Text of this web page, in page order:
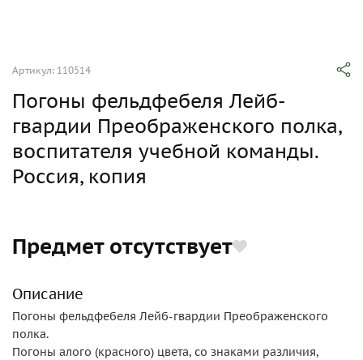
Артикул: 110514
Погоны фельдфебеля Лейб-
гвардии Преображенского полка,
воспитателя учебной команды.
Россия, копия
Предмет отсутствует
Описание
Погоны фельдфебеля Лейб-гвардии Преображенского
полка.
Погоны алого (красного) цвета, со знаками различия,